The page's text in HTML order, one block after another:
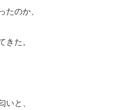
たのか、
きた。
いと、